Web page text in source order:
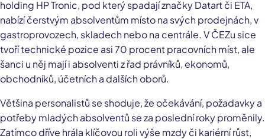
holding HP Tronic, pod který spadají značky Datart či ETA,
nabízí čerstvým absolventům místo na svých prodejnách, v
gastroprovozech, skladech nebo na centrále. V ČEZu sice
tvoří technické pozice asi 70 procent pracovních míst, ale
šanci u něj mají i absolventi z řad právníků, ekonomů,
obchodníků, účetních a dalších oborů.
Většina personalistů se shoduje, že očekávání, požadavky a
potřeby mladých absolventů se za poslední roky proměnily.
Zatímco dříve hrála klíčovou roli výše mzdy či kariérní růst,